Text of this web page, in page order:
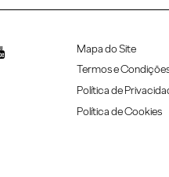
Mapa do Site
Termos e
Política de
Política de Cookies